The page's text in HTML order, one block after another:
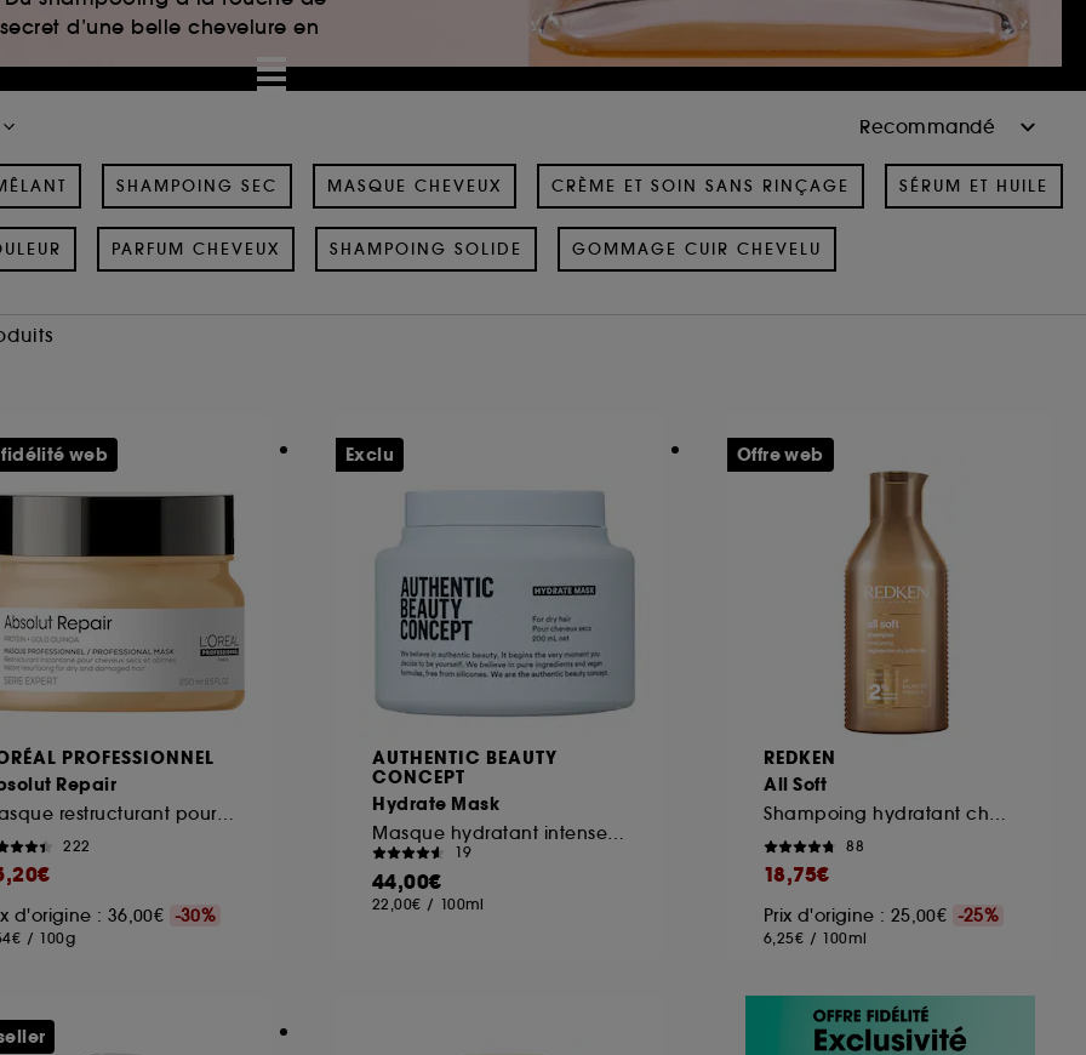
d’une belle chevelure en
SHAMPOING SEC MASQUE CHEVEUX CRÈME ET SOIN SANS RINÇAGE SÉRUM ET HUILE
PARFUM CHEVEUX SHAMPOING SOLIDE GOMMAGE CUIR CHEVELU
PROFESSIONNEL
Repair
Masque restructurant pour cheveux abîmés
222
d'origine : 36,00€ -30%
/ 100g
fidélité web
AUTHENTIC BEAUTY
CONCEPT
Hydrate Mask
19
44,00€
22,00€ / 100ml
Exclu
REDKEN
All Soft
88
18,75€
Prix d'origine : 25,00€ -25%
6,25€ / 100ml
Offre web